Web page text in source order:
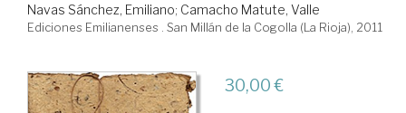
Navas Sánchez, Emiliano; Camacho Matute, Valle
Ediciones Emilianenses . San Millán de la Cogolla (La Rioja), 2011
30,00 €